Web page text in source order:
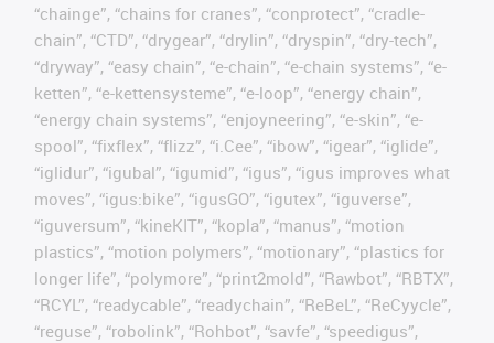
“chainge”, “chains for cranes”, “conprotect”, “cradle-
chain”, “CTD”, “drygear”, “drylin”, “dryspin”, “dry-tech”,
“dryway”, “easy chain”, “e-chain”, “e-chain systems”, “e-
ketten”, “e-kettensysteme”, “e-loop”, “energy chain”,
“energy chain systems”, “enjoyneering”, “e-skin”, “e-
spool”, “fixflex”, “flizz”, “i.Cee”, “ibow”, “igear”, “iglide”,
“iglidur”, “igubal”, “igumid”, “igus”, “igus improves what
moves”, “igus:bike”, “igusGO”, “igutex”, “iguverse”,
“iguversum”, “kineKIT”, “kopla”, “manus”, “motion
plastics”, “motion polymers”, “motionary”, “plastics for
longer life”, “polymore”, “print2mold”, “Rawbot”, “RBTX”,
“RCYL”, “readycable”, “readychain”, “ReBeL”, “ReCyycle”,
“reguse”, “robolink”, “Rohbot”, “savfe”, “speedigus”,